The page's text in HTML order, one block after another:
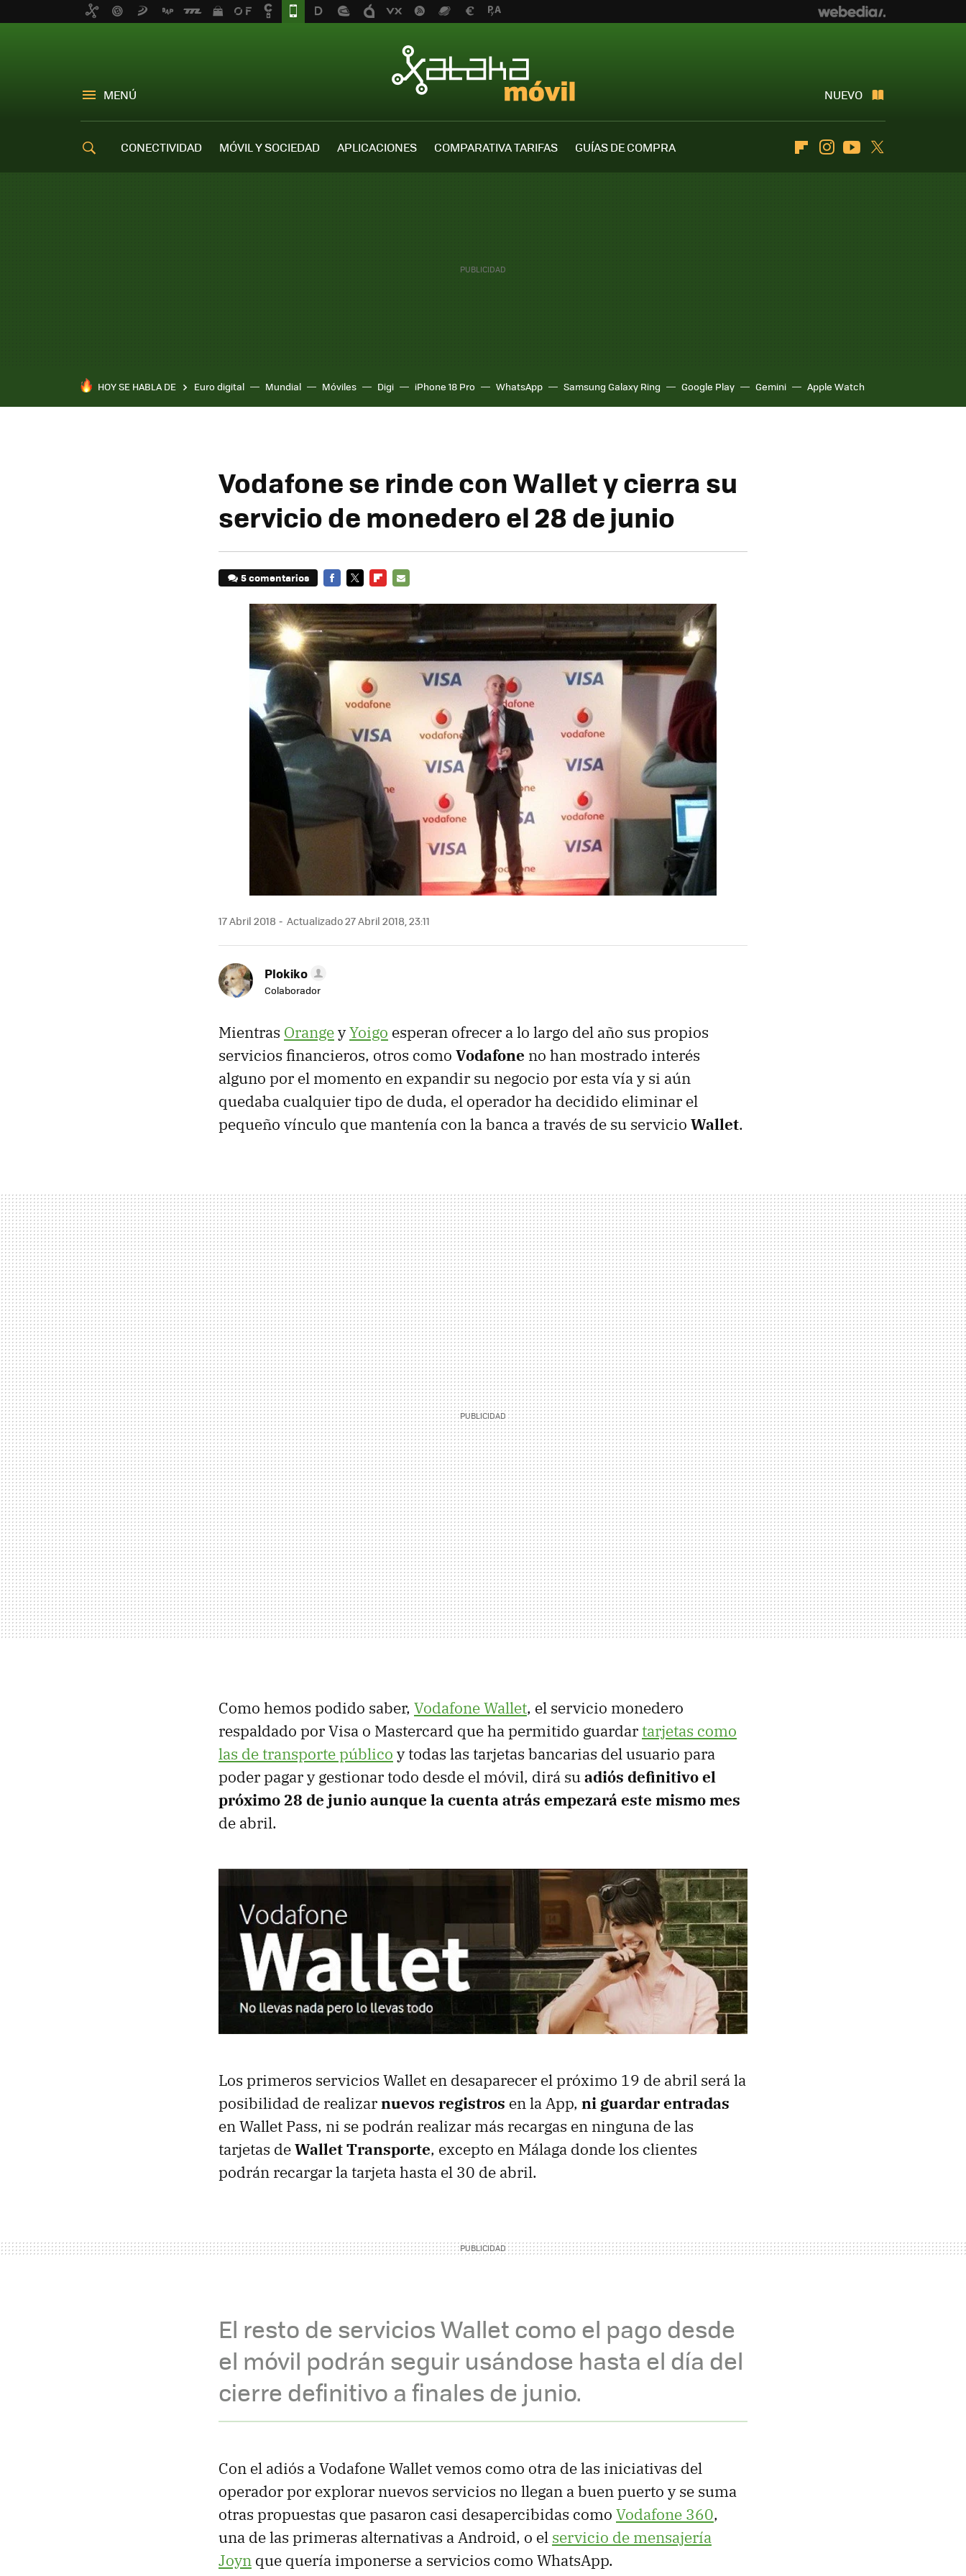
MENÚ NUEVO
CONECTIVIDAD MÓVIL Y SOCIEDAD APLICACIONES COMPARATIVA TARIFAS
GUÍAS DE COMPRA
FlipboardInstagramYoutube
HOY SE HABLA DE Euro digital Mundial Móviles Digi iPhone 18 Pro WhatsApp Samsung Galaxy Ring Google Play Gemini Apple Watch
Vodafone se rinde con Wallet y cierra su
servicio de monedero el 28 de junio
5 comentarios
MAIL
17 Abril 2018 Actualizado 27 Abril 2018, 23:11
Plokiko
Colaborador
Mientras OrangeyYoigo esperan ofrecer a lo largo del año sus propios
servicios financieros, otros como Vodafone no han mostrado interés
alguno por el momento en expandir su negocio por esta vía y si aún
quedaba cualquier tipo de duda, el operador ha decidido eliminar el
pequeño vínculo que mantenía con la banca a través de su servicio Wallet.
Como hemos podido saber, Vodafone Wallet, el servicio monedero
respaldado por Visa o Mastercard que ha permitido guardar tarjetas como
las de transporte público y todas las tarjetas bancarias del usuario para
poder pagar y gestionar todo desde el móvil, dirá suadiós definitivo el
próximo 28 de junio aunque la cuenta atrás empezará este mismo mes
de abril.
Los primeros servicios Wallet en desaparecer el próximo 19 de abril será la
posibilidad de realizarnuevos registros en la App, ni guardar entradas
en Wallet Pass, ni se podrán realizar más recargas en ninguna de las
tarjetas deWallet Transporte, excepto en Málaga donde los clientes
podrán recargar la tarjeta hasta el 30 de abril.
El resto de servicios Wallet como el pago desde
el móvil podrán seguir usándose hasta el día del
cierre definitivo a finales de junio.
Con el adiós a Vodafone Wallet vemos como otra de las iniciativas del
operador por explorar nuevos servicios no llegan a buen puerto y se suma
otras propuestas que pasaron casi desapercibidas como Vodafone 360,
una de las primeras alternativas a Android, o el servicio de mensajería
Joyn que quería imponerse a servicios como WhatsApp.